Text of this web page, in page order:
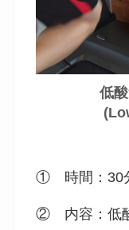
低
① 時間：30
② 内容：低酸